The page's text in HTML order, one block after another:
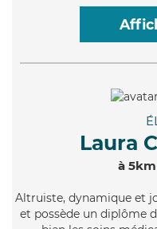
Laura
à
Altruiste, dynamique et
et possède un diplôme